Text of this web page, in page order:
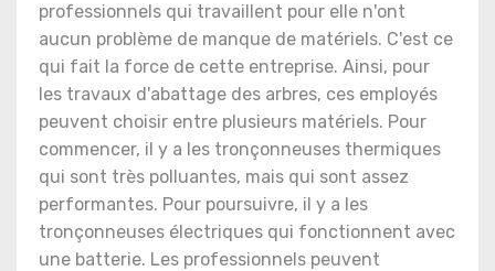
professionnels qui travaillent pour elle n'ont
aucun problème de manque de matériels. C'est ce
qui fait la force de cette entreprise. Ainsi, pour
les travaux d'abattage des arbres, ces employés
peuvent choisir entre plusieurs matériels. Pour
commencer, il y a les tronçonneuses thermiques
qui sont très polluantes, mais qui sont assez
performantes. Pour poursuivre, il y a les
tronçonneuses électriques qui fonctionnent avec
une batterie. Les professionnels peuvent